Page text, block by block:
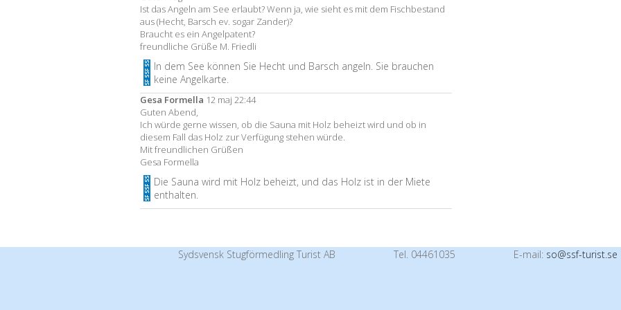
Ist das Angeln am See erlaubt? Wenn ja, wie sieht es mit dem Fischbestand
aus (Hecht, Barsch ev. sogar Zander)?
Braucht es ein Angelpatent?
freundliche Grüße M. Friedli
In dem See können Sie Hecht und Barsch angeln. Sie brauchen
keine Angelkarte.
Gesa Formella 12 maj 22:44
Guten Abend,
Ich würde gerne wissen, ob die Sauna mit Holz beheizt wird und ob in
diesem Fall das Holz zur Verfügung stehen würde.
Mit freundlichen Grüßen
Gesa Formella
Die Sauna wird mit Holz beheizt, und das Holz ist in der Miete
enthalten.
Sydsvensk Stugförmedling Turist AB Tel. 04461035 E-mail: so@ssf-turist.se